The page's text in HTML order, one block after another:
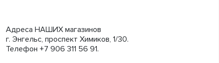
Адреса НАШИХ магазинов
г. Энгельс, проспект Химиков, 1/30.
Телефон +7 906 311 56 91.